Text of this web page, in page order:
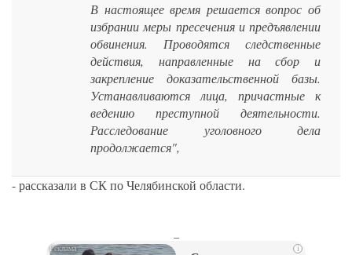
В настоящее время решается вопрос об
избрании меры пресечения и предъявлении
обвинения. Проводятся следственные
действия, направленные на сбор и
закрепление доказательственной базы.
Устанавливаются лица, причастные к
ведению преступной деятельности.
Расследование уголовного дела
продолжается",
- рассказали в СК по Челябинской области.
i